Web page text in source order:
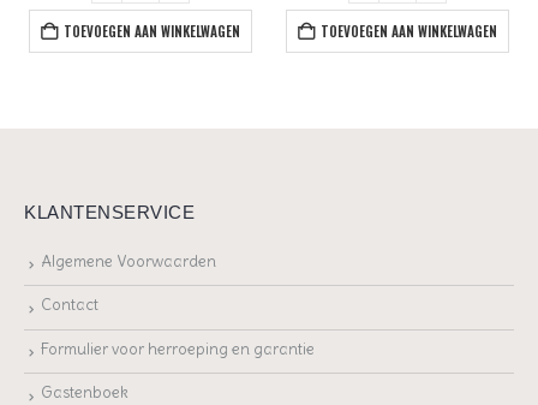
TOEVOEGEN AAN WINKELWAGEN TOEVOEGEN AAN WINKELWAGEN
KLANTENSERVICE
Algemene Voorwaarden
Contact
Formulier voor herroeping en garantie
Gastenboek